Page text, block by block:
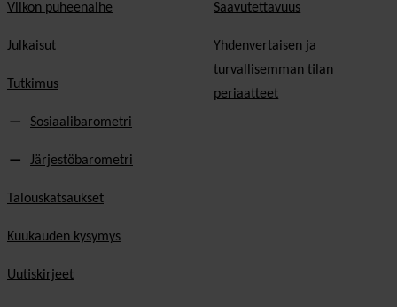
Viikon puheenaihe
Julkaisut
Tutkimus
Sosiaalibarometri
Järjestöbarometri
Talouskatsaukset
Kuukauden kysymys
Uutiskirjeet
Saavutettavuus
Yhdenvertaisen ja
turvallisemman tilan
periaatteet